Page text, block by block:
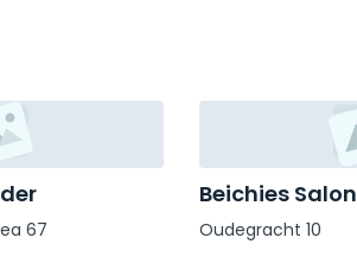
67
Beichies Salon
Oudegracht 10